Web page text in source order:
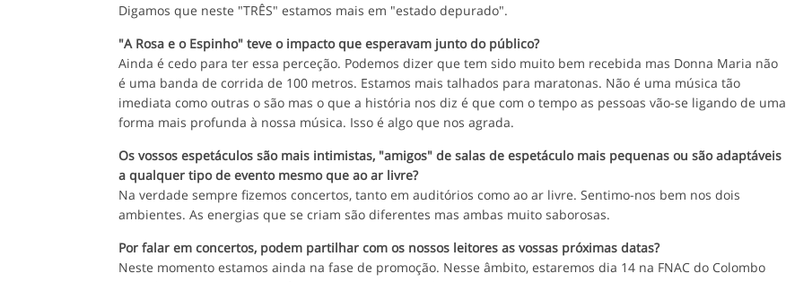
Digamos que neste "TRÊS" estamos mais em "estado depurado".
"A Rosa e o Espinho" teve o impacto que esperavam junto do público?
Ainda é cedo para ter essa perceção. Podemos dizer que tem sido muito bem recebida mas Donna Maria não
é uma banda de corrida de 100 metros. Estamos mais talhados para maratonas. Não é uma música tão
imediata como outras o são mas o que a história nos diz é que com o tempo as pessoas vão-se ligando de uma
forma mais profunda à nossa música. Isso é algo que nos agrada.
Os vossos espetáculos são mais intimistas, "amigos" de salas de espetáculo mais pequenas ou são adaptáveis
a qualquer tipo de evento mesmo que ao ar livre?
Na verdade sempre fizemos concertos, tanto em auditórios como ao ar livre. Sentimo-nos bem nos dois
ambientes. As energias que se criam são diferentes mas ambas muito saborosas.
Por falar em concertos, podem partilhar com os nossos leitores as vossas próximas datas?
Neste momento estamos ainda na fase de promoção. Nesse âmbito, estaremos dia 14 na FNAC do Colombo